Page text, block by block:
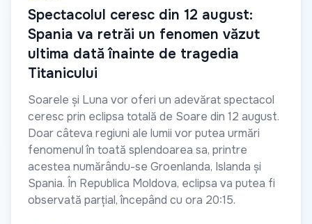
Spectacolul ceresc din 12 august:
Spania va retrăi un fenomen văzut
ultima dată înainte de tragedia
Titanicului
Soarele și Luna vor oferi un adevărat spectacol
ceresc prin eclipsa totală de Soare din 12 august.
Doar câteva regiuni ale lumii vor putea urmări
fenomenul în toată splendoarea sa, printre
acestea numărându-se Groenlanda, Islanda și
Spania. În Republica Moldova, eclipsa va putea fi
observată parțial, începând cu ora 20:15.